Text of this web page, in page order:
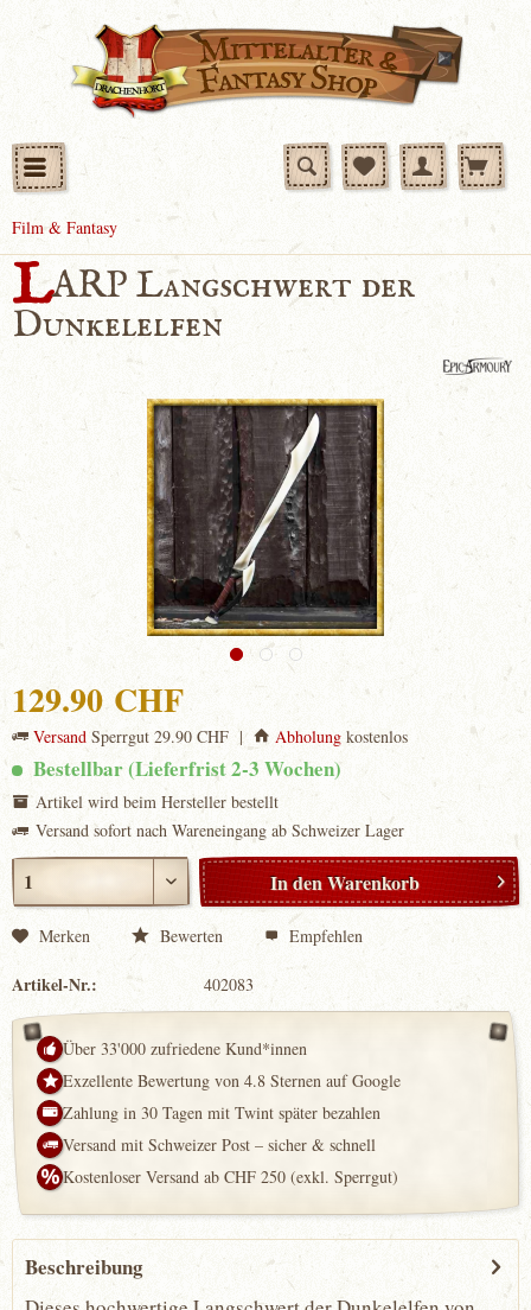
Film & Fantasy
LARP Langschwert der
Dunkelelfen
129.90 CHF
VersandSperrgut 29.90 CHF | Abholung kostenlos
Bestellbar (Lieferfrist 2-3 Wochen)
Artikel wird beim Hersteller bestellt
Versand sofort nach Wareneingang ab Schweizer Lager
In denWarenkorb
Merken Bewerten Empfehlen
Artikel-Nr.: 402083
Über 33'000 zufriedene Kund*innen
Exzellente Bewertung von 4.8 Sternen auf Google
Zahlung in 30 Tagen mit Twint später bezahlen
Versand mit Schweizer Post – sicher & schnell
Kostenloser Versand ab CHF 250 (exkl. Sperrgut)
Beschreibung